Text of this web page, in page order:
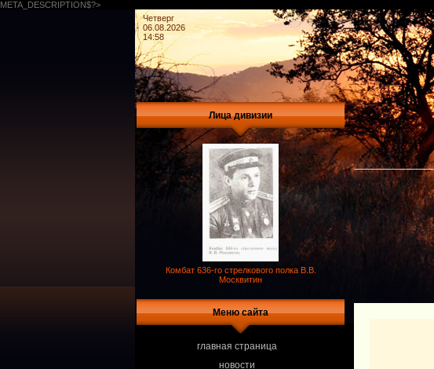
META_DESCRIPTION$?>
Четверг
06.08.2026
14:58
Лица дивизии
Комбат 636-го стрелкового полка В.В.
Москвитин
Меню сайта
главная страница
новости